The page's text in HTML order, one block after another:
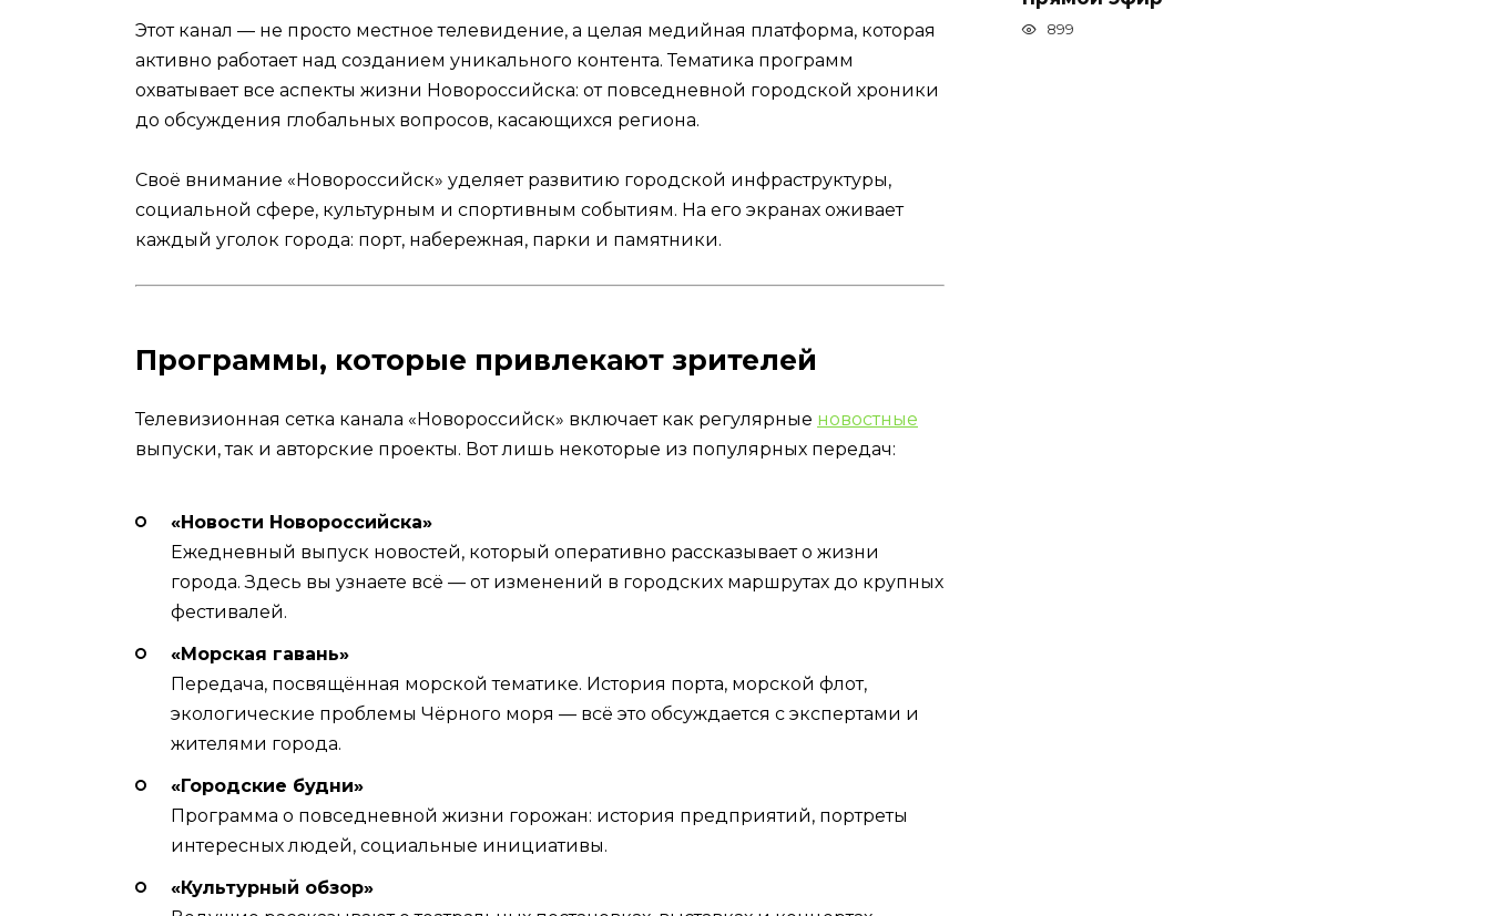
Этот канал — не просто местное телевидение, а целая медийная платформа, которая
активно работает над созданием уникального контента. Тематика программ
охватывает все аспекты жизни Новороссийска: от повседневной городской хроники
до обсуждения глобальных вопросов, касающихся региона.
Своё внимание «Новороссийск» уделяет развитию городской инфраструктуры,
социальной сфере, культурным и спортивным событиям. На его экранах оживает
каждый уголок города: порт, набережная, парки и памятники.
Программы, которые привлекают зрителей
Телевизионная сетка канала «Новороссийск» включает как регулярные новостные
выпуски, так и авторские проекты. Вот лишь некоторые из популярных передач:
«Новости Новороссийска»
Ежедневный выпуск новостей, который оперативно рассказывает о жизни
города. Здесь вы узнаете всё — от изменений в городских маршрутах до крупных
фестивалей.
«Морская гавань»
Передача, посвящённая морской тематике. История порта, морской флот,
экологические проблемы Чёрного моря — всё это обсуждается с экспертами и
жителями города.
«Городские будни»
Программа о повседневной жизни горожан: история предприятий, портреты
интересных людей, социальные инициативы.
«Культурный обзор»
899